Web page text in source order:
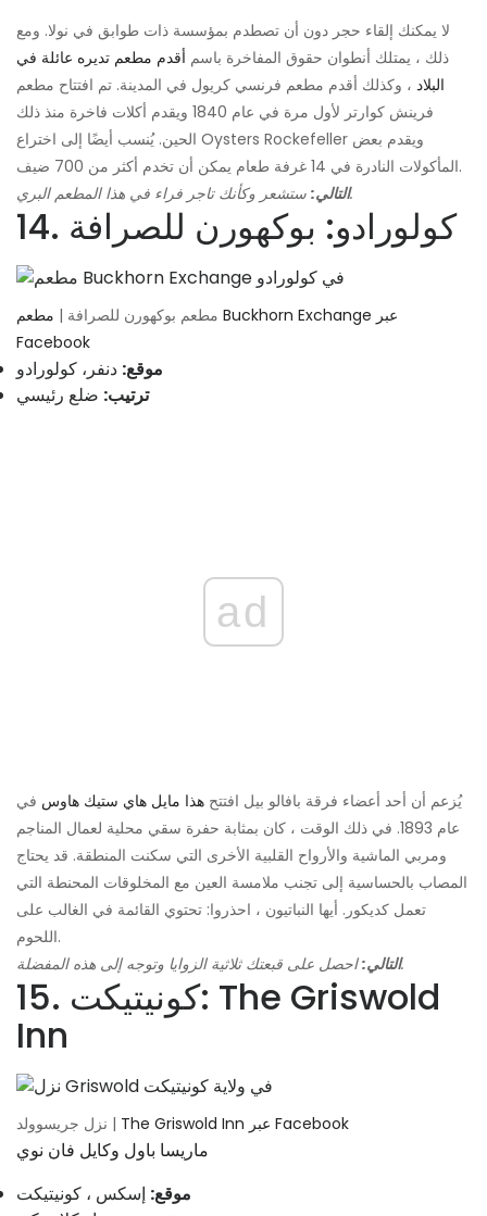
لا يمكنك إلقاء حجر دون أن تصطدم بمؤسسة ذات طوابق في نولا. ومع
ذلك ، يمتلك أنطوان حقوق المفاخرة باسم أقدم مطعم تديره عائلة في
البلاد ، وكذلك أقدم مطعم فرنسي كريول في المدينة. تم افتتاح مطعم
فرينش كوارتر لأول مرة في عام 1840 ويقدم أكلات فاخرة منذ ذلك
الحين. يُنسب أيضًا إلى اختراع Oysters Rockefeller ويقدم بعض
المأكولات النادرة في 14 غرفة طعام يمكن أن تخدم أكثر من 700 ضيف.
التالي:ستشعر وكأنك تاجر فراء في هذا المطعم البري.
14. كولورادو: بوكهورن للصرافة
مطعم بوكهورن للصرافة | مطعم Buckhorn Exchange عبر
Facebook
موقع: دنفر، كولورادو
ترتيب: ضلع رئيسي
ad
يُزعم أن أحد أعضاء فرقة بافالو بيل افتتح هذا مايل هاي ستيك هاوس في
عام 1893. في ذلك الوقت ، كان بمثابة حفرة سقي محلية لعمال المناجم
ومربي الماشية والأرواح القلبية الأخرى التي سكنت المنطقة. قد يحتاج
المصاب بالحساسية إلى تجنب ملامسة العين مع المخلوقات المحنطة التي
تعمل كديكور. أيها النباتيون ، احذروا: تحتوي القائمة في الغالب على
اللحوم.
التالي:احصل على قبعتك ثلاثية الزوايا وتوجه إلى هذه المفضلة.
15. كونيتيكت: The Griswold
Inn
نزل جريسوولد | The Griswold Inn عبر Facebook
ماريسا باول وكايل فان نوي
موقع: إسكس ، كونيتيكت